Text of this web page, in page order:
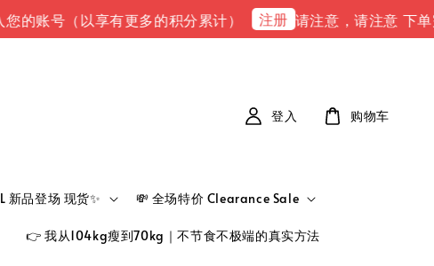
（以享有更多的积分累计） 注册 请注意，请注意 下单完成
新品登场 现货✨ 💸 全场特价 Clearance Sale
👉 我从104kg瘦到70kg｜不节食不极端的真实方法
登入 购物车